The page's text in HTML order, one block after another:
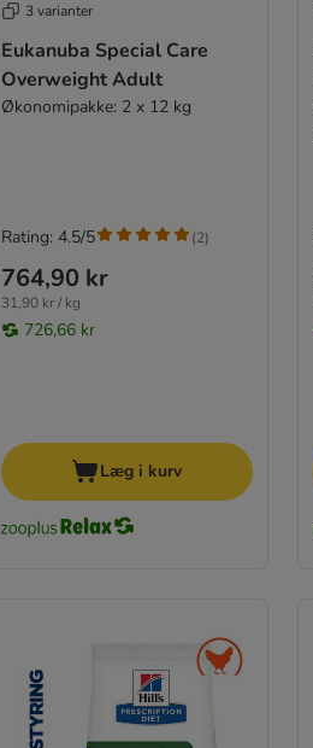
3 varianter
Eukanuba Special Care
Overweight Adult
Økonomipakke: 2 x 12 kg
764,90 kr
31,90 kr / kg
726,66 kr
Rating: 4.5/5 (2)
Læg i kurv